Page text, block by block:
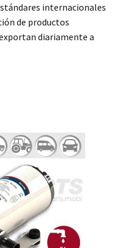
internacionales
de productos
diariamente a